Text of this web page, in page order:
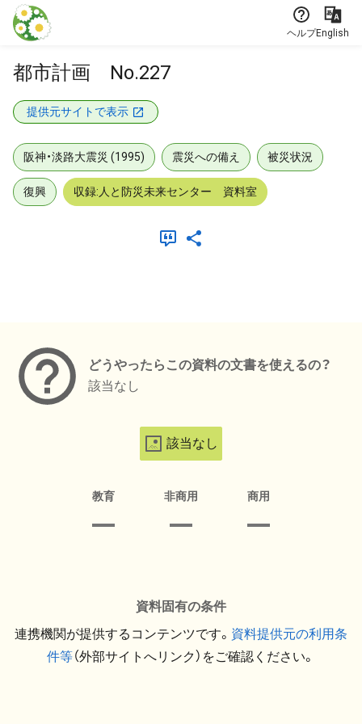
本文に飛ぶ
ヘルプEnglish
都市計画 No.227
提供元サイトで表示
阪神・淡路大震災 (1995) 震災への備え 被災状況
復興 収録:人と防災未来センター 資料室
どうやったらこの資料の文書を使えるの？
該当なし
該当なし
教育 非商用 商用
資料固有の条件
連携機関が提供するコンテンツです。 資料提供元の利用条
件等（外部サイトへリンク）をご確認ください。